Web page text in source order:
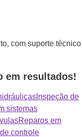
com suporte técnico
em resultados!
Inspeção de
sistemas
Reparos em
controle